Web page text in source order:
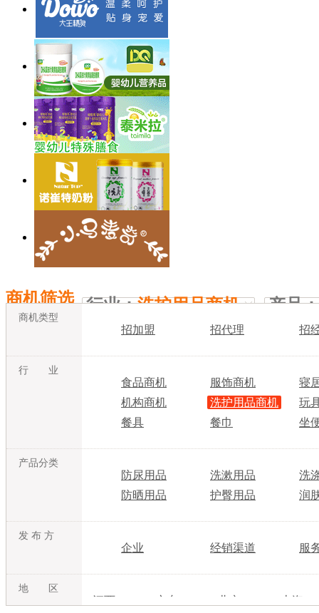
商机筛选 行业：洗护用品商机 产品：
商机类型
招加盟 招代理 招
行 业
食品商机 服饰商机
寝
机构商机
洗护用品商机
玩
餐具
餐巾 坐
产品分类
防尿用品 洗漱用品
洗
防晒用品
护臀用品 润
发 布 方
企业 经销渠道 服
地 区
江西 广东 北京
上海